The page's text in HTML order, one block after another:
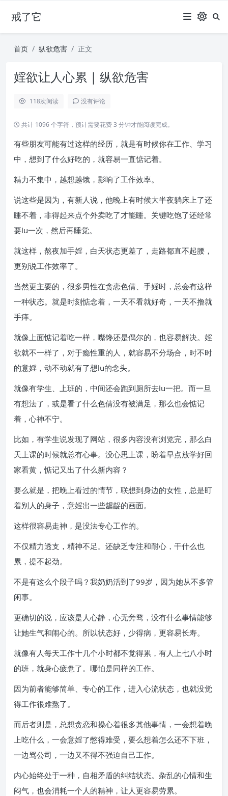
戒了它
首页 纵欲危害 正文
婬欲让人心累 | 纵欲危害
118次阅读 没有评论
共计 1096 个字符，预计需要花费 3 分钟才能阅读完成。
有些朋友可能有过这样的经历，就是有时候你在工作、学习
中，想到了什么好吃的，就容易一直惦记着。
精力不集中，越想越饿，影响了工作效率。
说这些是因为，有新人说，他晚上有时候大半夜躺床上了还
睡不着，非得起来点个外卖吃了才能睡。关键吃饱了还经常
要lu一次，然后再睡觉。
就这样，熬夜加手婬，白天状态更差了，走路都直不起腰，
更别说工作效率了。
当然更主要的，很多男性在贪恋色倩、手婬时，总会有这样
一种状态。就是时刻惦念着，一天不看就好奇，一天不撸就
手痒。
就像上面惦记着吃一样，嘴馋还是偶尔的，也容易解决。婬
欲就不一样了，对于瘾性重的人，就容易不分场合，时不时
的意婬，动不动就有了想lu的念头。
就像有学生、上班的，中间还会跑到厕所去lu一把。而一旦
有想法了，或是看了什么色倩没有被满足，那么也会惦记
着，心神不宁。
比如，有学生说发现了网站，很多内容没有浏览完，那么白
天上课的时候就总有心事。没心思上课，盼着早点放学好回
家看黄，惦记又出了什么新内容？
要么就是，把晚上看过的情节，联想到身边的女性，总是盯
着别人的身子，意婬出一些龌龊的画面。
这样很容易走神，是没法专心工作的。
不仅精力透支，精神不足。还缺乏专注和耐心，干什么也
累，提不起劲。
不是有这么个段子吗？我奶奶活到了99岁，因为她从不多管
闲事。
更确切的说，应该是人心静，心无旁骛，没有什么事情能够
让她生气和闹心的。所以状态好，少得病，更容易长寿。
就像有人每天工作十几个小时都不觉得累，有人上七八小时
的班，就身心疲惫了。哪怕是同样的工作。
因为前者能够简单、专心的工作，进入心流状态，也就没觉
得工作很难熬了。
而后者则是，总想贪恋和操心着很多其他事情，一会想着晚
上吃什么，一会意婬了憋得难受，要么想着怎么还不下班，
一边骂公司，一边又不得不强迫自己工作。
内心始终处于一种，自相矛盾的纠结状态。杂乱的心情和生
闷气，也会消耗一个人的精神，让人更容易劳累。